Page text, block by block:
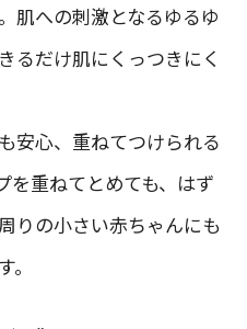
肌への刺激となるゆるゆ
るだけ肌にくっつきにく
安心、重ねてつけられる
を重ねてとめても、はず
りの小さい赤ちゃんにも